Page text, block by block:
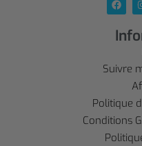
Suivre
Politique
Conditions